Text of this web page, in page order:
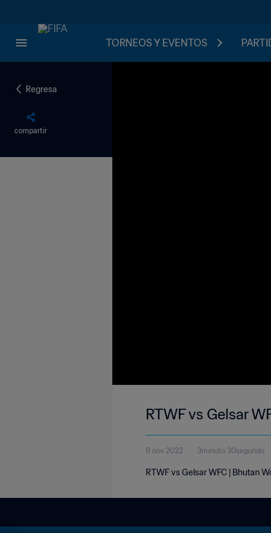
TORNEOS Y EVENTOS
Regresa
compartir
RTWF vs Gelsar
8 nov 2022 3minuto 30segundo
RTWF vs Gelsar WFC | Bhutan